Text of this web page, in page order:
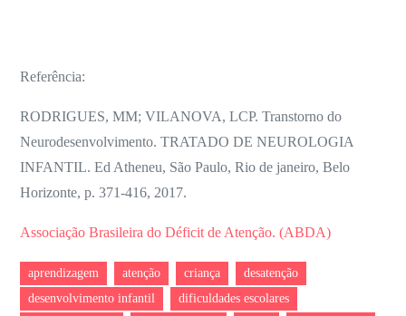
Referência:
RODRIGUES, MM; VILANOVA, LCP. Transtorno do
Neurodesenvolvimento. TRATADO DE NEUROLOGIA
INFANTIL. Ed Atheneu, São Paulo, Rio de janeiro, Belo
Horizonte, p. 371-416, 2017.
Associação Brasileira do Déficit de Atenção. (ABDA)
aprendizagem atenção criança
desatenção
desenvolvimento infantil
dificuldades escolares